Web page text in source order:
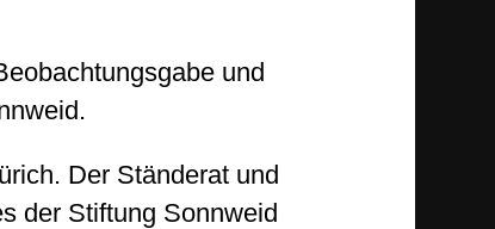
und
Der Ständerat und
der Stiftung Sonnweid